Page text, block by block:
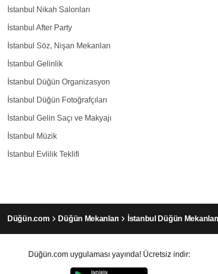
İstanbul Nikah Salonları
İstanbul After Party
İstanbul Söz, Nişan Mekanları
İstanbul Gelinlik
İstanbul Düğün Organizasyon
İstanbul Düğün Fotoğrafçıları
İstanbul Gelin Saçı ve Makyajı
İstanbul Müzik
İstanbul Evlilik Teklifi
Düğün.com Düğün Mekanları İstanbul Düğün
Düğün.com uygulaması yayında! Ücretsiz indir: